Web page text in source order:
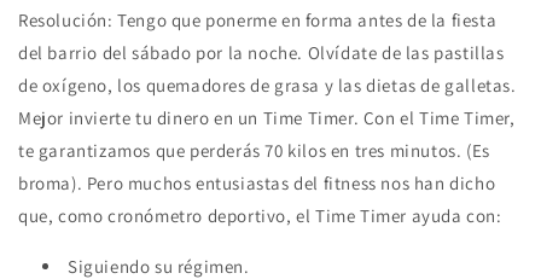
Resolución: Tengo que ponerme en forma antes de la fiesta
del barrio del sábado por la noche. Olvídate de las pastillas
de oxígeno, los quemadores de grasa y las dietas de galletas.
Mejor invierte tu dinero en un Time Timer. Con el Time Timer,
te garantizamos que perderás 70 kilos en tres minutos. (Es
broma). Pero muchos entusiastas del fitness nos han dicho
que, como cronómetro deportivo, el Time Timer ayuda con:
Siguiendo su régimen.